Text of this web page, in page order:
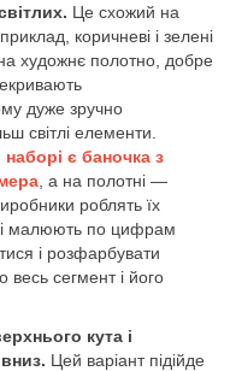
Це схожий на
коричневі і зелені
художнє полотно, добре
дуже зручно
світлі елементи.
наборі є баночка з
, а на полотні —
роблять їх
малюють по цифрам
і розфарбувати
сегмент і його
кута і
Цей варіант підійде